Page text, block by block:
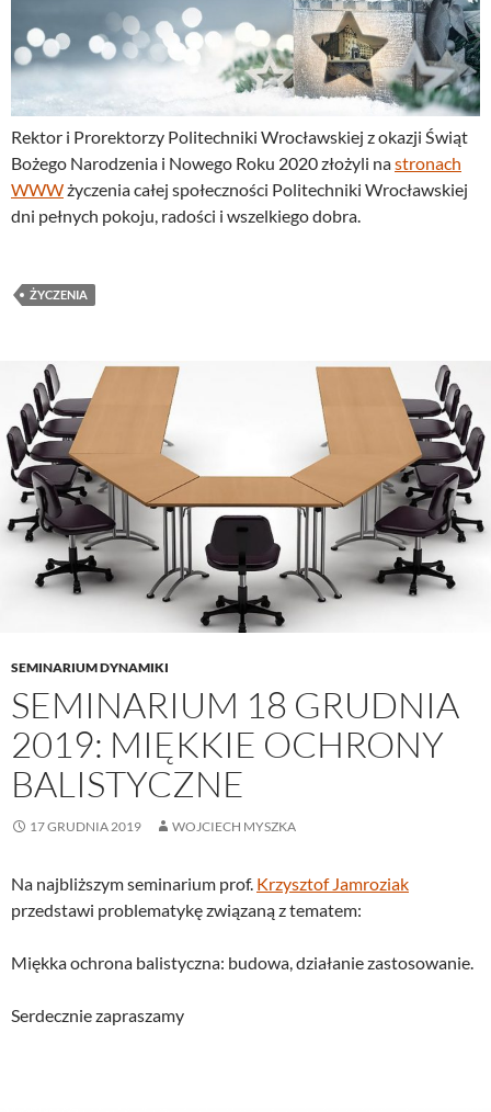
Rektor i Prorektorzy Politechniki Wrocławskiej z okazji Świąt
Bożego Narodzenia i Nowego Roku 2020 złożyli nastronach
WWWżyczenia całej społeczności Politechniki Wrocławskiej
dni pełnych pokoju, radości i wszelkiego dobra.
ŻYCZENIA
SEMINARIUM DYNAMIKI
SEMINARIUM 18 GRUDNIA
2019: MIĘKKIE OCHRONY
BALISTYCZNE
17 GRUDNIA 2019 WOJCIECH MYSZKA
Na najbliższym seminarium prof. Krzysztof Jamroziak
przedstawi problematykę związaną z tematem:
Miękka ochrona balistyczna: budowa, działanie zastosowanie.
Serdecznie zapraszamy